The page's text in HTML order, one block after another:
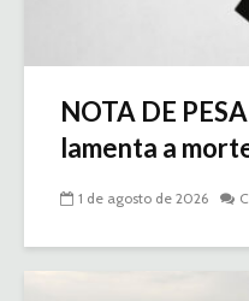
NOTA DE
lamenta a
1 de agosto de 2026